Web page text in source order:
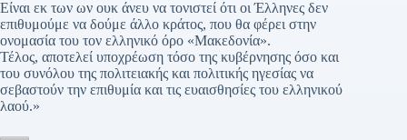
Είναι εκ των ων ουκ άνευ να τονιστεί ότι οι Έλληνες δεν
επιθυμούμε να δούμε άλλο κράτος, που θα φέρει στην
ονομασία του τον ελληνικό όρο «Μακεδονία».
Τέλος, αποτελεί υποχρέωση τόσο της κυβέρνησης όσο και
του συνόλου της πολιτειακής και πολιτικής ηγεσίας να
σεβαστούν την επιθυμία και τις ευαισθησίες του ελληνικού
λαού.»